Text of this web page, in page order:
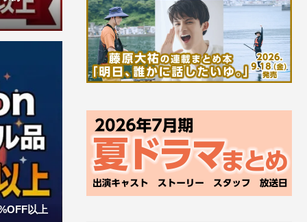
以上